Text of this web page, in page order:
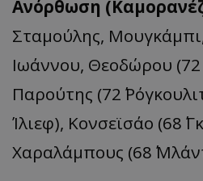
Ανόρθωση
Σταμούλης,
Ιωάννου, Θεοδώρου
Παρούτης (72΄
Ίλιεφ), Κονσεϊσάο (68΄
Χαραλάμπους (68΄